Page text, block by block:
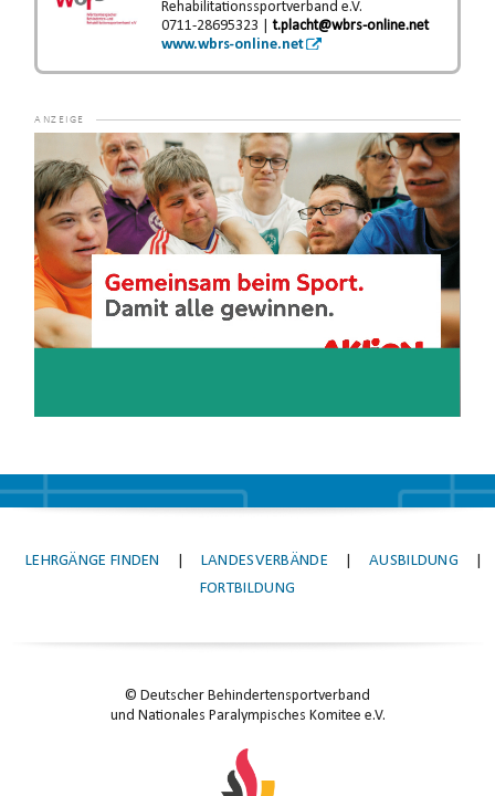
Rehabilitationssportverband e.V.
0711-28695323 |t.placht@wbrs-online.net
www.wbrs-online.net
Player
LEHRGÄNGE FINDEN LANDESVERBÄNDE AUSBILDUNG
FORTBILDUNG
© Deutscher Behindertensportverband
und Nationales Paralympisches Komitee e.V.